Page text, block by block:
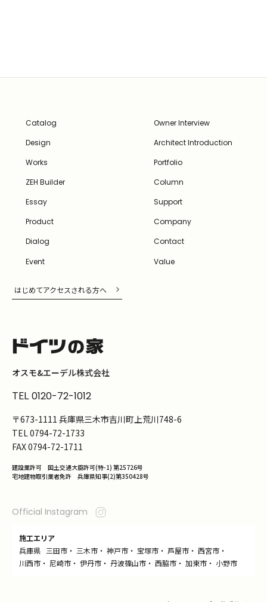
Catalog
Owner Interview
Design
Architect Introduction
Works
Portfolio
ZEH Builder
Column
Essay
Support
Product
Company
Dialog
Contact
Event
Value
はじめてアクセスされる方へ
オスモ&エーデル株式会社
TEL0120-72-1012
〒673-1111 兵庫県三木市吉川町上荒川748-6
TEL 0794-72-1733
FAX0794-72-1711
建設業許可 国土交通大臣許可(特-1) 第25726号
宅地建物取引業者免許 兵庫県知事(2)第350428号
Official Instagram
施工エリア
兵庫県 三田市 ・ 三木市 ・ 神戸市 ・ 宝塚市 ・ 芦屋市 ・ 西宮市 ・
川西市 ・ 尼崎市 ・ 伊丹市 ・ 丹波篠山市 ・ 西脇市 ・ 加東市 ・ 小野市